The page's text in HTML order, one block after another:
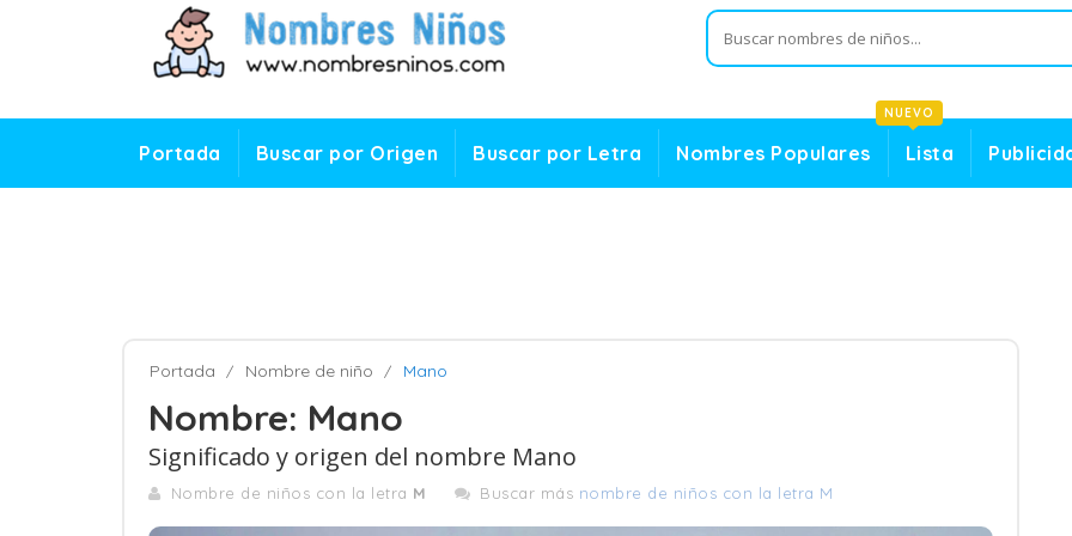
Portada Buscar por Origen Buscar por Letra Nombres Populares Lista
NUEVO
Portada Nombre de niño Mano
Nombre: Mano
Significado y origen del nombre Mano
Nombre de niños con la letra M Buscar más nombre de niños con la letra M